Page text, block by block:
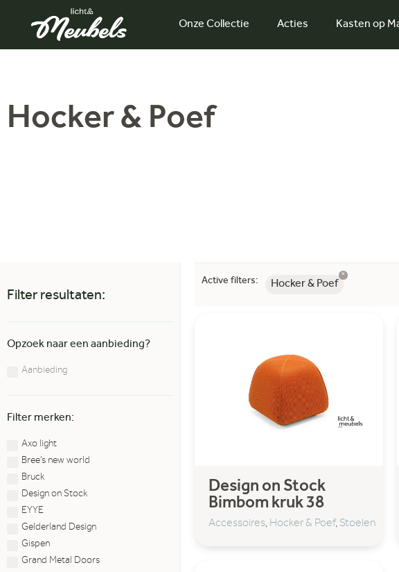
Onze Collectie Acties Kasten op
Hocker & Poef
Filter resultaten:
Opzoek naar een aanbieding?
Aanbieding
Filter merken:
Axo light
Bree's new world
Bruck
Design on Stock
EYYE
Gelderland Design
Gispen
Grand Metal Doors
Active filters: Hocker & Poef
×
Design on Stock
Bimbom kruk 38
Accessoires, Hocker & Poef, Stoelen